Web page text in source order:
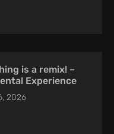
is a remix! –
Experience
2026